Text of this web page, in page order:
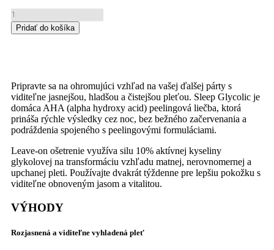
Pridať do košíka
Pripravte sa na ohromujúci vzhľad na vašej ďalšej párty s
viditeľne jasnejšou, hladšou a čistejšou pleťou. Sleep Glycolic je
domáca AHA (alpha hydroxy acid) peelingová liečba, ktorá
prináša rýchle výsledky cez noc, bez bežného začervenania a
podráždenia spojeného s peelingovými formuláciami.
Leave-on ošetrenie využíva silu 10% aktívnej kyseliny
glykolovej na transformáciu vzhľadu matnej, nerovnomernej a
upchanej pleti. Používajte dvakrát týždenne pre lepšiu pokožku s
viditeľne obnoveným jasom a vitalitou.
VÝHODY
Rozjasnená a viditeľne vyhladená pleť